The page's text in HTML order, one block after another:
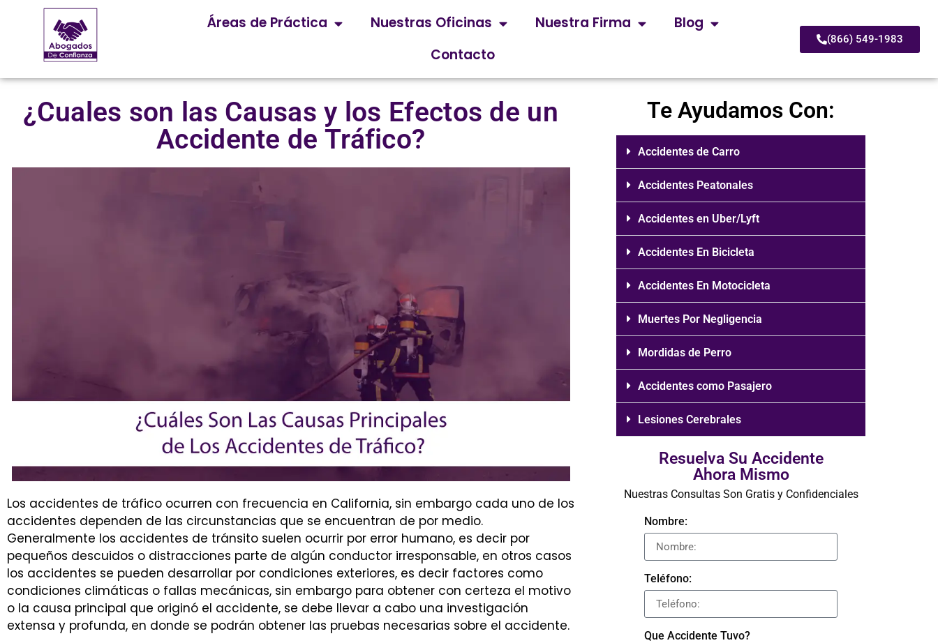
Áreas de Práctica Nuestras Oficinas Nuestra Firma
Blog
Contacto
(866) 549-1983
¿Cuales son las Causas y los Efectos de un
Accidente de Tráfico?
Los accidentes de tráfico ocurren con frecuencia en California, sin embargo cada uno de los
accidentes dependen de las circunstancias que se encuentran de por medio.
Generalmente los accidentes de tránsito suelen ocurrir por error humano, es decir por
pequeños descuidos o distracciones parte de algún conductor irresponsable, en otros casos
los accidentes se pueden desarrollar por condiciones exteriores, es decir factores como
condiciones climáticas o fallas mecánicas, sin embargo para obtener con certeza el motivo
o la causa principal que originó el accidente, se debe llevar a cabo una investigación
extensa y profunda, en donde se podrán obtener las pruebas necesarias sobre el accidente.
Te Ayudamos Con:
Accidentes de Carro
Accidentes Peatonales
Accidentes en Uber/Lyft
Accidentes En Bicicleta
Accidentes En Motocicleta
Muertes Por Negligencia
Mordidas de Perro
Accidentes como Pasajero
Lesiones Cerebrales
Resuelva Su Accidente
Ahora Mismo
Nuestras Consultas Son Gratis y Confidenciales
Nombre:
Teléfono:
Que Accidente Tuvo?